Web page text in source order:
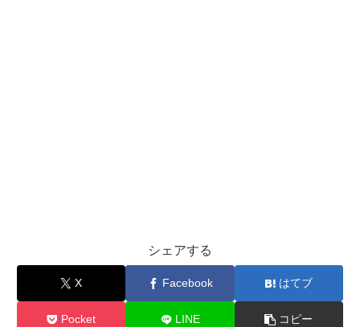
シェアする
X Facebook はてブ
Pocket LINE コピー